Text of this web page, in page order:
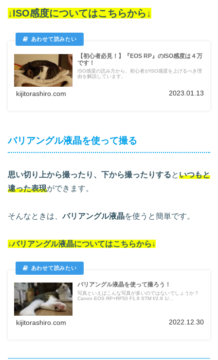
↓ISO感度についてはこちらから↓
【初心者必見！】『EOS RP』のISO感度は４万
です！
ISO感度の読み方から、初心者がISO感度を上げるべき理
由を解説しています。
kijitorashiro.com 2023.01.13
バリアングル液晶を使って撮る
思い切り上から撮ったり、下から撮ったりするといつもと
違った表現ができます。
そんなときは、バリアングル液晶を使うと簡単です。
↓バリアングル液晶についてはこちらから↓
バリアングル液晶を使って撮ろう！
写真といえばこんな写真が多いのではないでしょうか？
Canon EOS RP+RF50 F1.8 STM f/2.8 1/...
kijitorashiro.com 2022.12.30